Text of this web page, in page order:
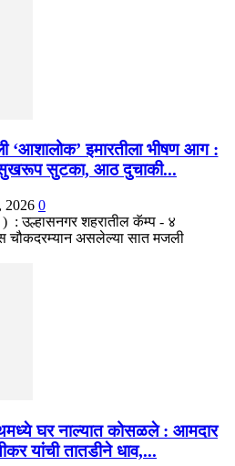
‘आशालोक’ इमारतीला भीषण आग :
सुटका, आठ दुचाकी...
2026 0
) : उल्हासनगर शहरातील कॅम्प - ४
चौकदरम्यान असलेल्या सात मजली
घर नाल्यात कोसळले : आमदार
यांची तातडीने धाव,...